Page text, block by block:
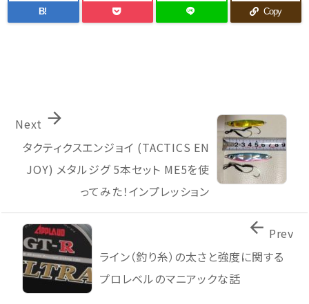
B! Copy
タクティクスエンジョイ (TACTICS EN
JOY) メタルジグ 5本セット ME5を使
ってみた！インプレッション

Next
ライン（釣り糸）の太さと強度に関する
プロレベルのマニアックな話
 Prev